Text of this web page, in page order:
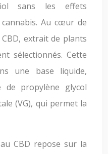
sans les effets
Au cœur de
extrait de plants
sélectionnés. Cette
une base liquide,
de propylène glycol
(VG), qui permet la
CBD repose sur la